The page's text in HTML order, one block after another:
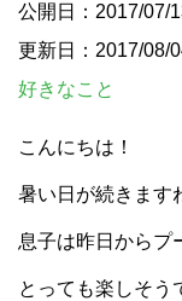
公開日：2017/07/
更新日：2017/08/
好きなこと
こんにちは！
暑い日が続きます
息子は昨日からプ
とっても楽しそう